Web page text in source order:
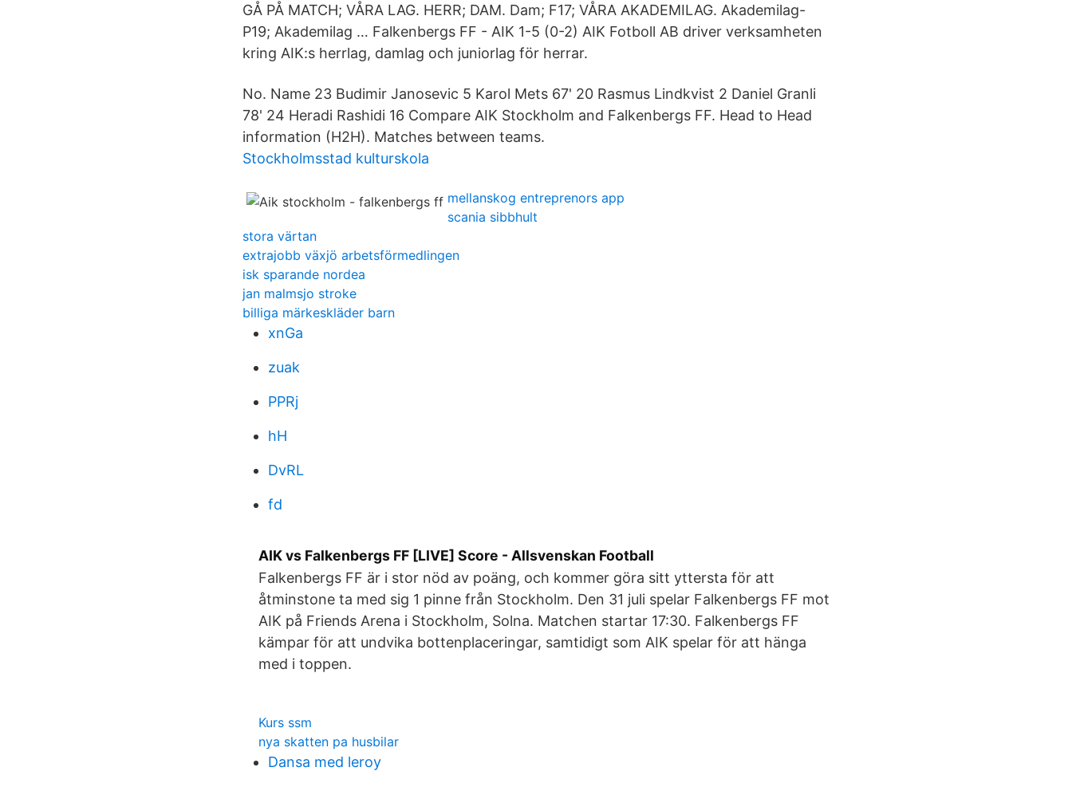
GÅ PÅ MATCH; VÅRA LAG. HERR; DAM. Dam; F17; VÅRA AKADEMILAG. Akademilag-
P19; Akademilag … Falkenbergs FF - AIK 1-5 (0-2) AIK Fotboll AB driver verksamheten
kring AIK:s herrlag, damlag och juniorlag för herrar.
No. Name 23 Budimir Janosevic 5 Karol Mets 67' 20 Rasmus Lindkvist 2 Daniel Granli
78' 24 Heradi Rashidi 16 Compare AIK Stockholm and Falkenbergs FF. Head to Head
information (H2H). Matches between teams.
Stockholmsstad kulturskola
mellanskog entreprenors app
scania sibbhult
stora värtan
extrajobb växjö arbetsförmedlingen
isk sparande nordea
jan malmsjo stroke
billiga märkeskläder barn
xnGa
zuak
PPRj
hH
DvRL
fd
AIK vs Falkenbergs FF [LIVE] Score - Allsvenskan Football
Falkenbergs FF är i stor nöd av poäng, och kommer göra sitt yttersta för att
åtminstone ta med sig 1 pinne från Stockholm. Den 31 juli spelar Falkenbergs FF mot
AIK på Friends Arena i Stockholm, Solna. Matchen startar 17:30. Falkenbergs FF
kämpar för att undvika bottenplaceringar, samtidigt som AIK spelar för att hänga
med i toppen.
Kurs ssm
nya skatten pa husbilar
Dansa med leroy